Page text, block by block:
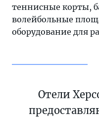
теннисные корты,
волейбольные
оборудование для
Отели